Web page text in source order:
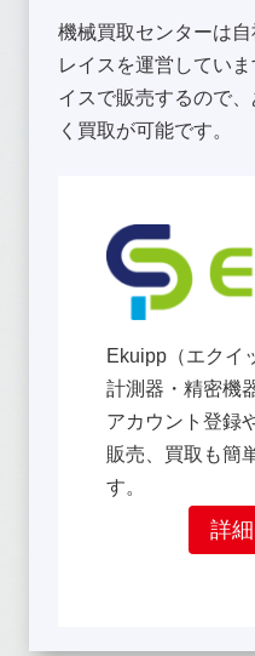
機械買取センターは
レイスを運営してい
イスで販売するので
く買取が可能です。
Ekuipp（エクイ
計測器・精密機
アカウント登録
販売、買取も簡
す。
詳